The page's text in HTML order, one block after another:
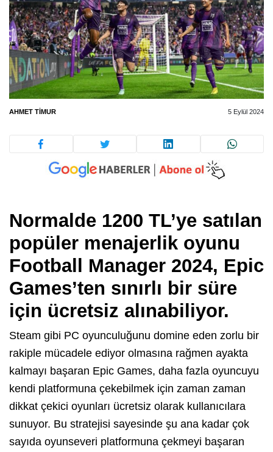
AHMET TIMUR 5 Eylül 2024
Normalde 1200 TL’ye satılan
popüler menajerlik oyunu
Football Manager 2024, Epic
Games’ten sınırlı bir süre
için ücretsiz alınabiliyor.
Steam gibi PC oyunculuğunu domine eden zorlu bir
rakiple mücadele ediyor olmasına rağmen ayakta
kalmayı başaran Epic Games, daha fazla oyuncuyu
kendi platformuna çekebilmek için zaman zaman
dikkat çekici oyunları ücretsiz olarak kullanıcılara
sunuyor. Bu stratejisi sayesinde şu ana kadar çok
sayıda oyunseveri platformuna çekmeyi başaran